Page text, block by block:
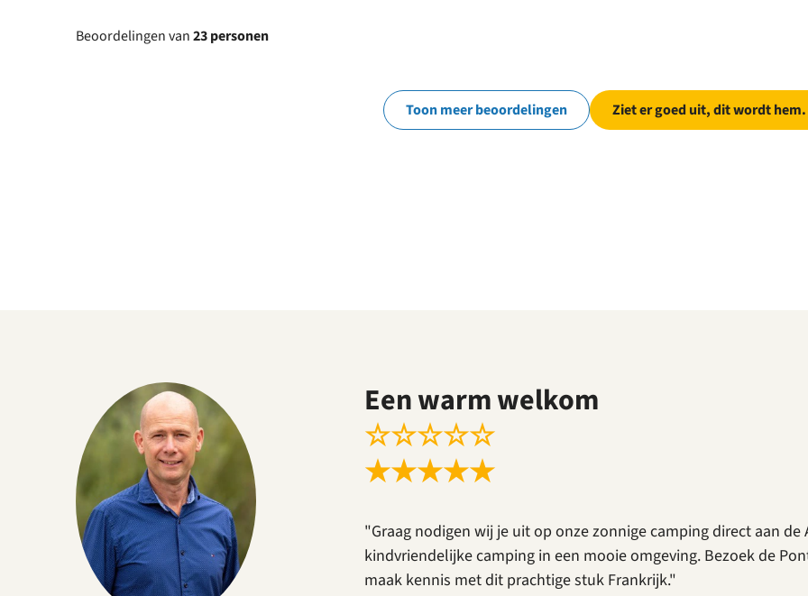
Beoordelingen van23 personen
Toon meer beoordelingen Ziet er goed uit, dit wordt hem.
Een warm welkom
☆☆☆☆☆
★★★★★
"Graag nodigen wij je uit op onze zonnige camping direct aan de
kindvriendelijke camping in een mooie omgeving. Bezoek de
maak kennis met dit prachtige stuk Frankrijk."